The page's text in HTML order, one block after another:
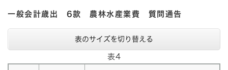
一般会計歳出 6款 農林水産業費 質問通告
表のサイズを切り替える
表4